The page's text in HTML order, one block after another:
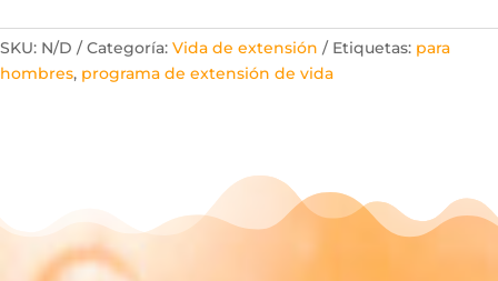
SKU: N/D Categoría: Vida de extensión Etiquetas: para
hombres, programa de extensión de vida